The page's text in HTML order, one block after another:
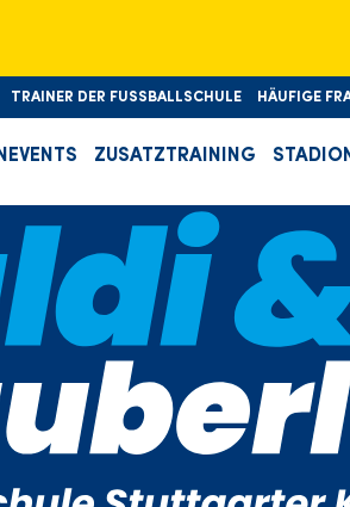
TRAINER DER FUSSBALLSCHULE HÄUFIGE
ZUSATZTRAINING